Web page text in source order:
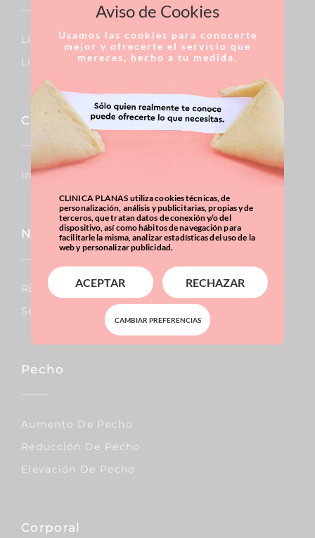
Linfedema
Lipedema
Capilar
Injertos De Pelo
Nariz
Rinoplastia
Septoplastia
Pecho
Aumento De Pecho
Reducción De Pecho
Elevación De Pecho
Corporal
Aviso de Cookies
Usamos las cookies para conocerte
mejor y ofrecerte el servicio que
mereces, hecho a tu medida.
CLINICA PLANAS utiliza cookies técnicas, de
personalización, análisis y publicitarias, propias y de
terceros, que tratan datos de conexión y/o del
dispositivo, así como hábitos de navegación para
facilitarle la misma, analizar estadísticas del uso de la
web y personalizar publicidad.
ACEPTAR RECHAZAR
CAMBIAR PREFERENCIAS